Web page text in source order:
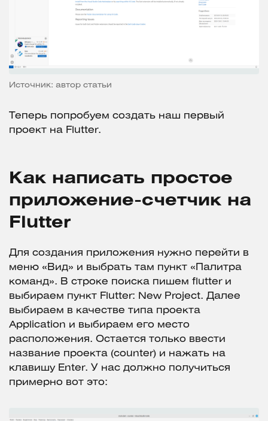
Источник: автор статьи
Теперь попробуем создать наш первый
проект на Flutter.
Как написать простое
приложение-счетчик на
Flutter
Для создания приложения нужно перейти в
меню «Вид» и выбрать там пункт «Палитра
команд». В строке поиска пишем flutter и
выбираем пункт Flutter: New Project. Далее
выбираем в качестве типа проекта
Application и выбираем его место
расположения. Остается только ввести
название проекта (counter) и нажать на
клавишу Enter. У нас должно получиться
примерно вот это: